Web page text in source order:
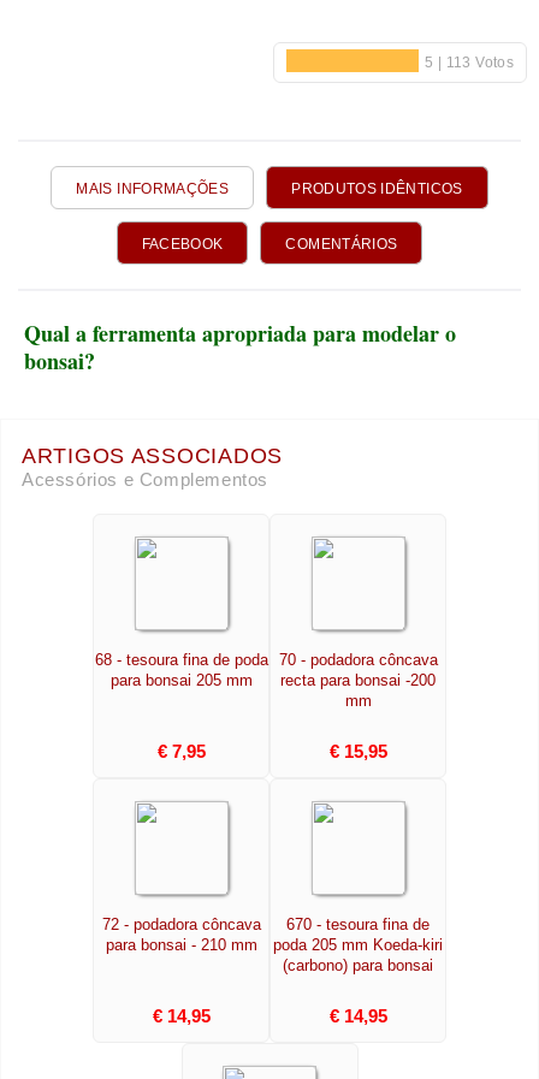
MAIS INFORMAÇÕES PRODUTOS IDÊNTICOS
FACEBOOK COMENTÁRIOS
Qual a ferramenta apropriada para modelar o
bonsai?
ARTIGOS ASSOCIADOS
Acessórios e Complementos
68 - tesoura fina de poda
para bonsai 205 mm
€ 7,95
70 - podadora côncava
recta para bonsai -200
mm
€ 15,95
72 - podadora côncava
para bonsai - 210 mm
€ 14,95
670 - tesoura fina de
poda 205 mm Koeda-kiri
(carbono) para bonsai
€ 14,95